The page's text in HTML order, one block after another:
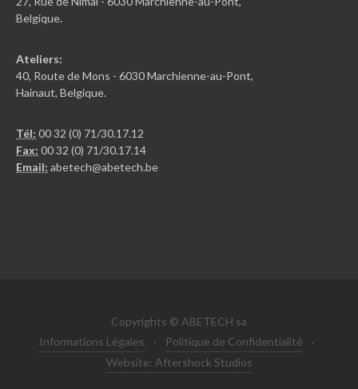
Belgique.
Ateliers:
40, Route de Mons - 6030 Marchienne-au-Pont,
Hainaut, Belgique.
Tél: 00 32 (0) 71/30.17.12
Fax: 00 32 (0) 71/30.17.14
Email: abetech@abetech.be
Copyrights © ABETECH sa
Informations Légales
· Politique de Confidentialité
·
Website: Aftershock Studios